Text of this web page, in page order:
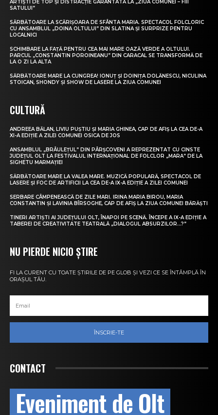
ARTIȘTI DE TOP ȘI DISTRACȚIE GARANTATĂ LA „ZIUA COMUNEI – FIII
SATULUI”
SĂRBĂTOARE LA SCĂRIȘOARA DE SFÂNTA MARIA. SPECTACOL FOLCLORIC
CU ANSAMBLUL „DOINA OLTULUI” DIN SLATINA ȘI SURPRIZE PENTRU
LOCALNICI
SCHIMBARE LA FAȚĂ PENTRU CEA MAI MARE OAZĂ VERDE A OLTULUI.
PARCUL „CONSTANTIN POROINEANU” DIN CARACAL SE TRANSFORMĂ DE
LA O ZI LA ALTA
SĂRBĂTOARE MARE LA CUNGREA! IONUȚ ȘI DOINIȚA DOLĂNESCU, NICULINA
STOICAN, SHONDY ȘI SHOW DE LASERE LA ZIUA COMUNEI
CULTURĂ
ANDREEA BĂLAN, LIVIU PUȘTIU ȘI MARIA GHINEA, CAP DE AFIȘ LA CEA DE-A
XI-A EDIȚIE A ZILEI COMUNEI OSICA DE JOS
ANSAMBLUL „BRÂULEȚUL” DIN PÂRȘCOVENI A REPREZENTAT CU CINSTE
JUDEȚUL OLT LA FESTIVALUL INTERNAȚIONAL DE FOLCLOR „MARA” DE LA
SIGHETU MARMAȚIEI
SĂRBĂTOARE MARE LA VALEA MARE. MUZICĂ POPULARĂ, SPECTACOL DE
LASERE ȘI FOC DE ARTIFICII LA CEA DE-A IX-A EDIȚIE A ZILEI COMUNEI
SERBARE CÂMPENEASCĂ DE ZILE MARI. IRINA MARIA BIROU, MARIA
CONSTANTIN ȘI LAVINIA BÎRSOGHE, CAP DE AFIȘ LA ZIUA COMUNEI BĂRĂȘTI
TINERI ARTIȘTI AI JUDEȚULUI OLT, ÎNAPOI PE SCENĂ. ÎNCEPE A IX-A EDIȚIE A
TABEREI DE CREATIVITATE TEATRALĂ „DIALOGUL ABSURZILOR…?”
NU PIERDE NICIO ȘTIRE
FI LA CURENT CU TOATE ȘTIRILE DE PE GLOB ȘI VEZI CE SE ÎNTÂMPLĂ ÎN
ORAȘUL TĂU.
ÎNSCRIE-TE
CONTACT
Eveniment de Olt